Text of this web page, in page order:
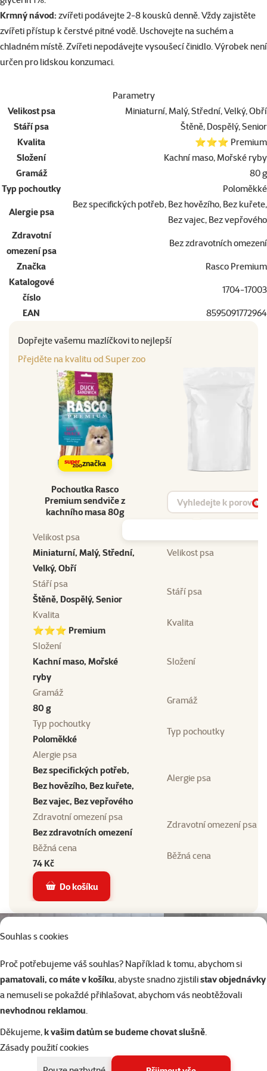
Souhlas s cookies
Proč potřebujeme váš souhlas? Například k tomu, abychom si
pamatovali, co máte v košíku, abyste snadno zjistilistav objednávky
a nemuseli se pokaždé přihlašovat, abychom vás neobtěžovali
nevhodnou reklamou.
Děkujeme,k vašim datům se budeme chovat slušně.
Zásady použití cookies
Krmný návod: zvířeti podávejte 2-8 kousků denně. Vždy zajistěte
zvířeti přístup k čerstvé pitné vodě. Uschovejte na suchém a
chladném místě. Zvířeti nepodávejte vysoušecí činidlo. Výrobek není
určen pro lidskou konzumaci.
Parametry
Velikost psa
Miniaturní, Malý, Střední, Velký, Obří
Stáří psa
Štěně, Dospělý, Senior
Kvalita
⭐⭐⭐ Premium
Složení
Kachní maso, Mořské ryby
Gramáž
80 g
Typ pochoutky
Poloměkké
Alergie psa
Bez specifických potřeb, Bez hovězího, Bez kuřete,
Bez vajec, Bez vepřového
Zdravotní
omezení psa
Bez zdravotních omezení
Značka
Rasco Premium
Katalogové
číslo
1704-17003
EAN 8595091772964
Dopřejte vašemu mazlíčkovi to nejlepší
Přejděte na kvalitu od Super zoo
značka
Pochoutka Rasco
Premium sendviče z
kachního masa 80g
Vyhledat produkt
Velikost psa
Miniaturní, Malý, Střední,
Velký, Obří
Velikost psa
Stáří psa
Štěně, Dospělý, Senior
Stáří psa
Kvalita
⭐⭐⭐ Premium
Kvalita
Složení
Kachní maso, Mořské
ryby
Složení
Gramáž
80 g
Gramáž
Typ pochoutky
Poloměkké
Typ pochoutky
Alergie psa
Bez specifických potřeb,
Bez hovězího, Bez kuřete,
Bez vajec, Bez vepřového
Alergie psa
Zdravotní omezení psa
Bez zdravotních omezení
Zdravotní omezení psa
Běžná cena
74 Kč
Běžná cena
Do košíku